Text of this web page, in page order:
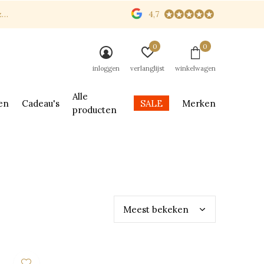
Cadeau's
Alle
producten
SALE Merken
inloggen verlanglijst
0
winkelwagen
0
4,7